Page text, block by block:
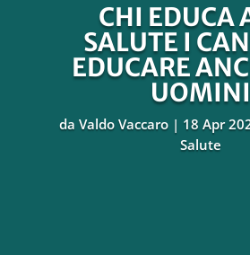
CHI EDUCA
SALUTE I
EDUCARE
UOMINI
daValdo Vaccaro 18 Apr
Salute